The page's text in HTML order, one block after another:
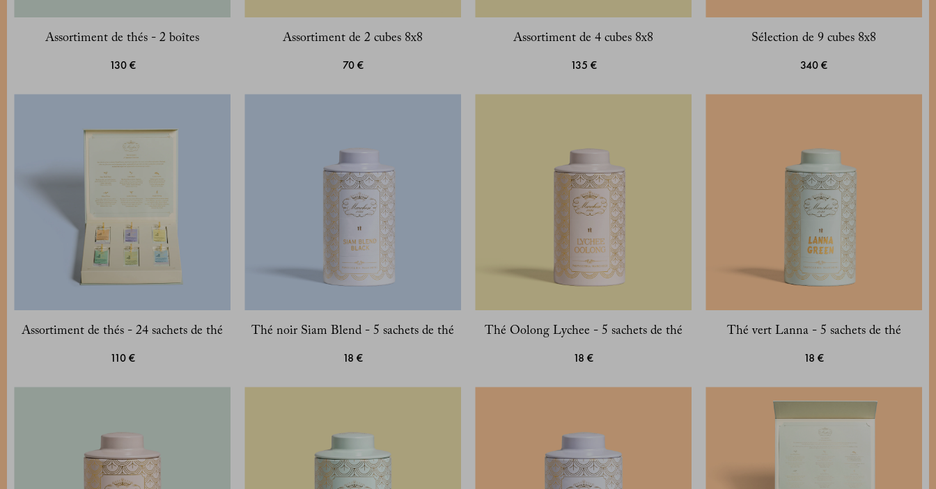
Assortiment de thés - 2 boîtes
130 €
Assortiment de 2 cubes 8x8
70 €
Assortiment de 4 cubes 8x8
135 €
Sélection de 9 cubes 8x8
340 €
Assortiment de thés - 24 sachets de thé
110 €
Thé noir Siam Blend - 5 sachets de thé
18 €
Thé Oolong Lychee - 5 sachets de thé
18 €
Thé vert Lanna - 5 sachets de thé
18 €